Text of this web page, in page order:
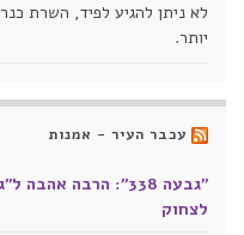
לא ניתן להגיע לפיד, השרת
יותר.
עכבר העיר - אמנות
"גבעה 338": הרבה
לצחוק